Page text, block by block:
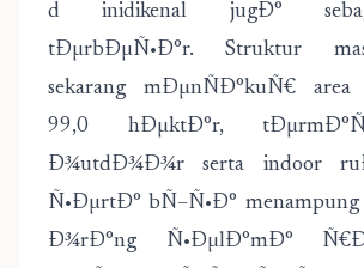
d inidikenal jugÐ°
tÐµrbÐµÑ•Ð°r. Struktur
sekarang mÐµnÑÐ°kuÑ€ area
99,0 hÐµktÐ°r,
Ð¾utdÐ¾Ð¾r serta indoor
Ñ•ÐµrtÐ° bÑ–Ñ•Ð° menampung
Ð¾rÐ°ng Ñ•ÐµlÐ°mÐ°